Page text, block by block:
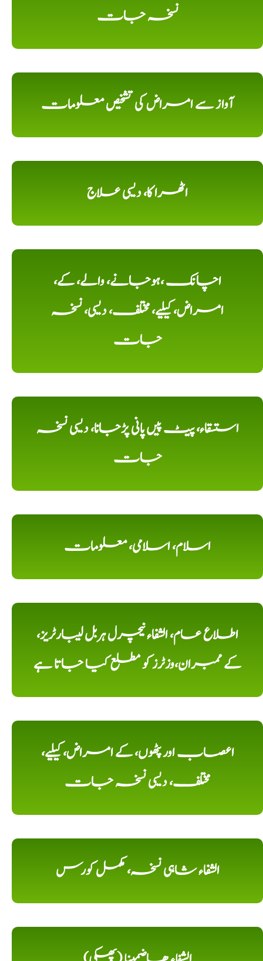
نسخہ جات
آواز سے امراض کی تشخیص معلومات
اٹھرا کا، دیسی علاج
اچانک ،ہوجانے، والے، کے،
امراض، کیلیے، مختلف، دیسی، نسخہ
جات
استسقاء، پیٹ پیں پانی پڑجانا، دیسی نسخہ
جات
اسلام، اسلامی، معلومات
اطلاع عام، الشفاء نیچرل ہربل لیبارٹریز،
کے ممبران،وزٹرز کو مطلع کیا جاتا ہے
اعصاب اور پٹھوں، کے امراض، کیلیے،
مختلف، دیسی نسخہ جات
الشفاء شاہی نسخہ، مکمل کورس